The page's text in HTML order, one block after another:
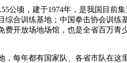
公顷，建于1974年，是我国目
合训练基地；中国拳击协会训
开放场地场馆，也是全省百万
每年都有国家队、各省市队在